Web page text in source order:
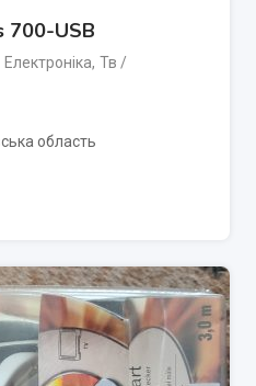
700-USB
Електроніка, Тв /
область